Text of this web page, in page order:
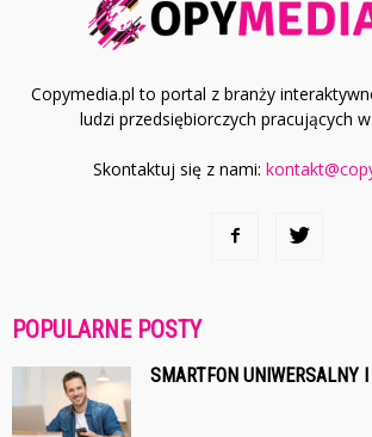
Copymedia.pl to portal z branży
ludzi przedsiębiorczych pracujących
Skontaktuj się z nami:
POPULARNE POSTY
SMARTFON UNIWERSALNY